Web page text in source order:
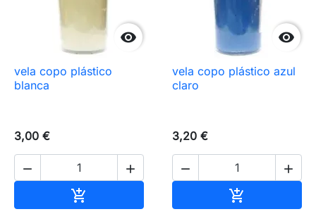

vela copo plástico
blanca
3,00 €
 


vela copo plástico azul
claro
3,20 €
 
